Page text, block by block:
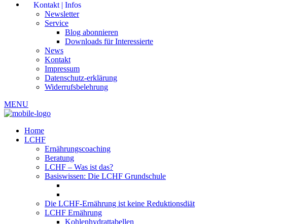
Kontakt | Infos
Newsletter
Service
Blog abonnieren
Downloads für Interessierte
News
Kontakt
Impressum
Datenschutz-erklärung
Widerrufsbelehrung
MENU
Home
LCHF
Ernährungscoaching
Beratung
LCHF – Was ist das?
Basiswissen: Die LCHF Grundschule
Die LCHF-Ernährung ist keine Reduktionsdiät
LCHF Ernährung
Kohlenhydrattabellen